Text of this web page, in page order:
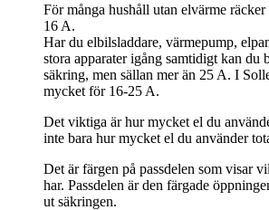
För många hushåll utan elvärme
16 A.
Har du elbilsladdare, värmepump,
stora apparater igång samtidigt kan du
säkring, men sällan mer än 25 A. I
mycket för 16-25 A.
Det viktiga är hur mycket el du
inte bara hur mycket el du använder
Det är färgen på passdelen som visar
har. Passdelen är den färgade
ut säkringen.